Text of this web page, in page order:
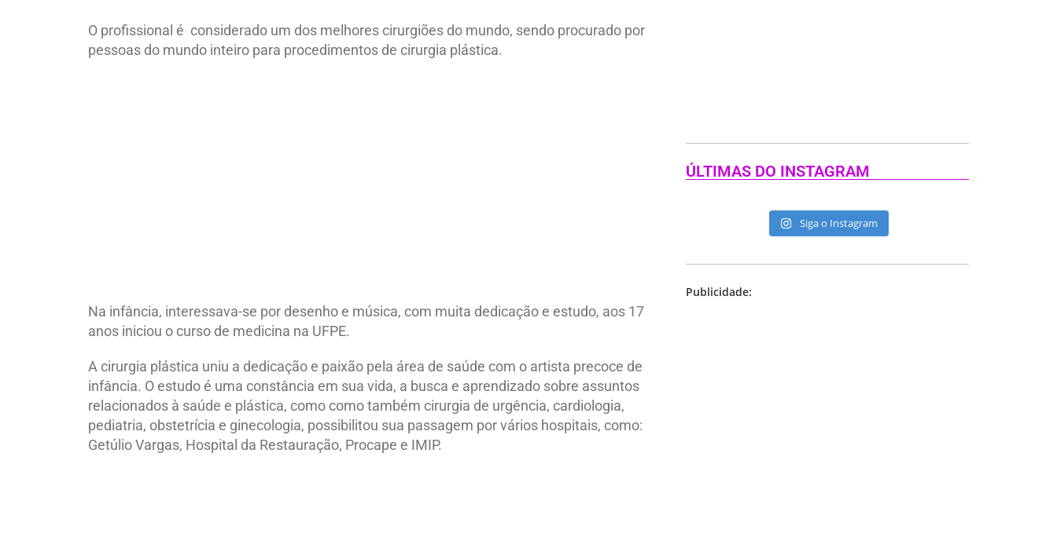
O profissional é considerado um dos melhores cirurgiões do mundo, sendo procurado por
pessoas do mundo inteiro para procedimentos de cirurgia plástica.
Na infância, interessava-se por desenho e música, com muita dedicação e estudo, aos 17
anos iniciou o curso de medicina na UFPE.
A cirurgia plástica uniu a dedicação e paixão pela área de saúde com o artista precoce de
infância. O estudo é uma constância em sua vida, a busca e aprendizado sobre assuntos
relacionados à saúde e plástica, como como também cirurgia de urgência, cardiologia,
pediatria, obstetrícia e ginecologia, possibilitou sua passagem por vários hospitais, como:
Getúlio Vargas, Hospital da Restauração, Procape e IMIP.
ÚLTIMAS DO INSTAGRAM
Siga o Instagram
Publicidade: